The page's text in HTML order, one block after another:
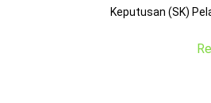
Keputusan (SK)